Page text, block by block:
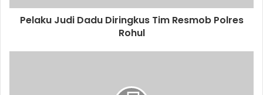
Pelaku Judi Dadu Diringkus Tim Resmob Polres
Rohul